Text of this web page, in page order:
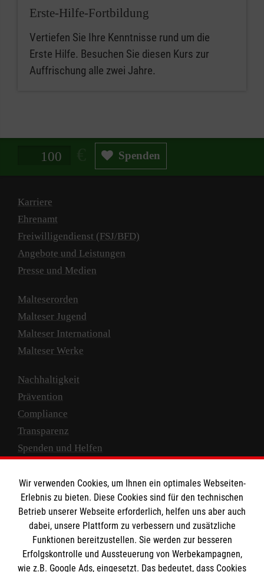
Erste-Hilfe-Fortbildung
Vertiefen Sie Ihre Kenntnisse rund um die
Erste Hilfe. Besuchen Sie diesen Kurs zur
Auffrischung alle zwei Jahre.
Spendenbetrag in Euro Spenden
Karriere
Ehrenamt
Freiwilligendienst (FSJ/BFD)
Angebote und Leistungen
Presse und Medien
Malteserorden
Malteser Jugend
Malteser International
Malteser Werke
Nachhaltigkeit
Prävention
Compliance
Transparenz
Spenden und Helfen
Empfänger: Malteser Hilfsdienst e.V.
IBAN: DE10 3706 0120 1201 2000 12
BIC: GENODED 1PA7
Wir verwenden Cookies, um Ihnen ein optimales Webseiten-
Erlebnis zu bieten. Diese Cookies sind für den technischen
Betrieb unserer Webseite erforderlich, helfen uns aber auch
dabei, unsere Plattform zu verbessern und zusätzliche
Funktionen bereitzustellen. Sie werden zur besseren
Erfolgskontrolle und Aussteuerung von Werbekampagnen,
wie z.B. Google Ads, eingesetzt. Das bedeutet, dass Cookies